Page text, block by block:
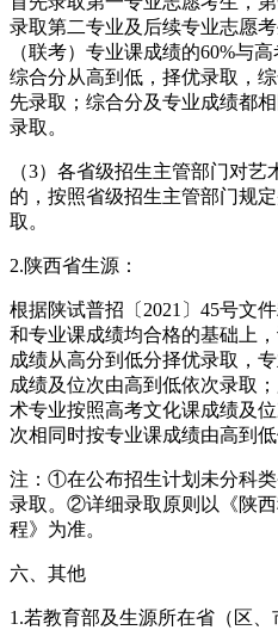
录取第二专业及后续专业志愿
（联考）专业课成绩的60%与
综合分从高到低，择优录取，
先录取；综合分及专业成绩都
录取。
（3）各省级招生主管部门对
的，按照省级招生主管部门规
取。
2.陕西省生源：
根据陕试普招〔2021〕45号文
和专业课成绩均合格的基础上
成绩从高分到低分择优录取，
成绩及位次由高到低依次录取
术专业按照高考文化课成绩及
次相同时按专业课成绩由高到低
注：①在公布招生计划未分科
录取。②详细录取原则以《陕
程》为准。
六、其他
1.若教育部及生源所在省（区